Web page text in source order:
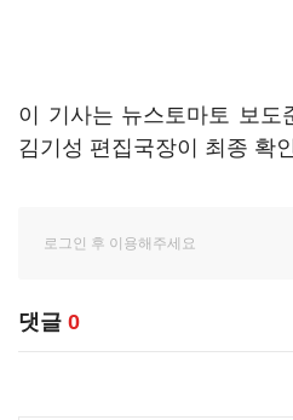
이 기사는 뉴스토마토 보도
김기성 편집국장이 최종 확
댓글 0